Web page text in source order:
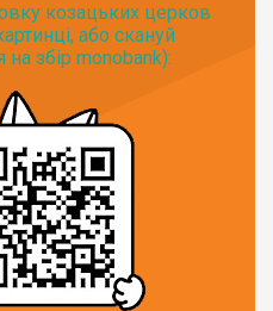
козацьких церков
або скануй
на збір monobank):